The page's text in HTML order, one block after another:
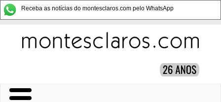
Receba as notícias do montesclaros.com pelo WhatsApp